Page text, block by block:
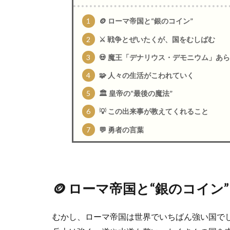
1 🪙 ローマ帝国と“銀のコイン”
2 ⚔️ 戦争とぜいたくが、国をむしばむ
3 💀 魔王「デナリウス・デモニウム」あ
4 🧩 人々の生活がこわれていく
5 🏛 皇帝の“最後の魔法”
6 💡 この出来事が教えてくれること
7 💬 勇者の言葉
🪙 ローマ帝国と“銀のコイン”
むかし、ローマ帝国は世界でいちばん強い国で